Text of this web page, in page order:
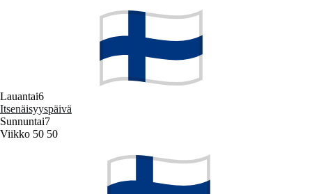
Lauantai6
Itsenäisyyspäivä
Sunnuntai7
Viikko 50 50